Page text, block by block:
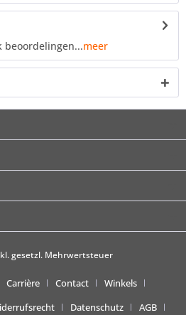
beoordelingen...meer
gesetzl. Mehrwertsteuer
Carrière Contact
Winkels
Datenschutz
AGB